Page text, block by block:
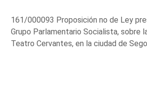
161/000093 Proposición no de Ley
Grupo Parlamentario Socialista, sobre
Teatro Cervantes, en la ciudad de